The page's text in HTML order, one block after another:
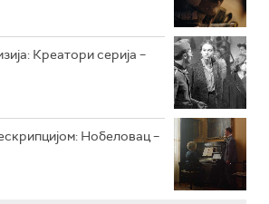
Креатори серија –
Нобеловац –